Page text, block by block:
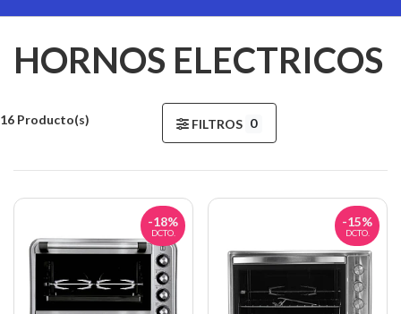
HORNOS ELECTRICOS
16 Producto(s) FILTROS 0
-18%
DCTO.
-15%
DCTO.